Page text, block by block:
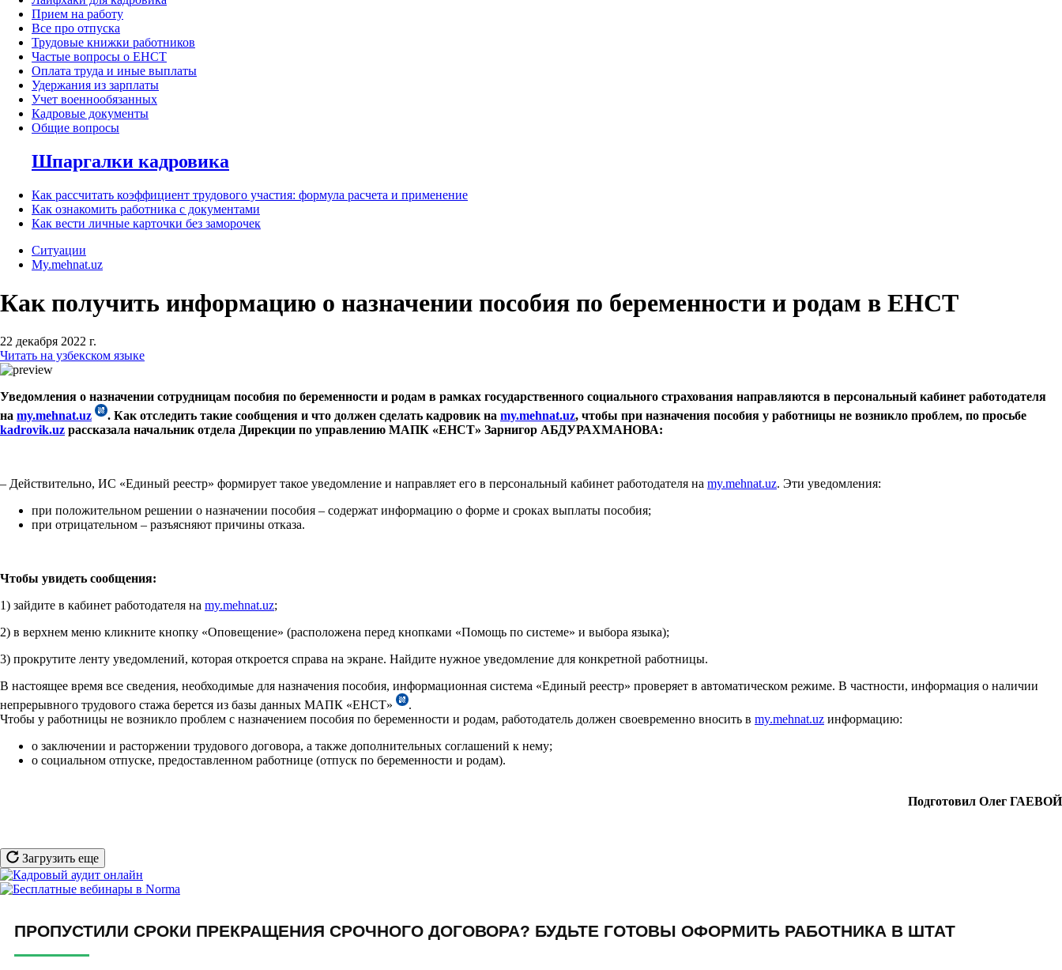
Прием на работу
Все про отпуска
Трудовые книжки работников
Частые вопросы о ЕНСТ
Оплата труда и иные выплаты
Удержания из зарплаты
Учет военнообязанных
Кадровые документы
Общие вопросы
Шпаргалки кадровика
Как рассчитать коэффициент трудового участия: формула расчета и применение
Как ознакомить работника с документами
Как вести личные карточки без заморочек
Ситуации
My.mehnat.uz
Как получить информацию о назначении пособия по беременности и родам в ЕНСТ
22 декабря 2022 г.
Читать на узбекском языке
Уведомления о назначении сотрудницам пособия по беременности и родам в рамках государственного социального страхования направляются в персональный кабинет работодателя
на my.mehnat.uz . Как отследить такие сообщения и что должен сделать кадровик на my.mehnat.uz, чтобы при назначения пособия у работницы не возникло проблем, по просьбе
kadrovik.uz рассказала начальник отдела Дирекции по управлению МАПК «ЕНСТ» Зарнигор АБДУРАХМАНОВА:
– Действительно, ИС «Единый реестр» формирует такое уведомление и направляет его в персональный кабинет работодателя на my.mehnat.uz. Эти уведомления:
при положительном решении о назначении пособия – содержат информацию о форме и сроках выплаты пособия;
при отрицательном – разъясняют причины отказа.
Чтобы увидеть сообщения:
1) зайдите в кабинет работодателя на my.mehnat.uz;
2) в верхнем меню кликните кнопку «Оповещение» (расположена перед кнопками «Помощь по системе» и выбора языка);
3) прокрутите ленту уведомлений, которая откроется справа на экране. Найдите нужное уведомление для конкретной работницы.
В настоящее время все сведения, необходимые для назначения пособия, информационная система «Единый реестр» проверяет в автоматическом режиме. В частности, информация о наличии
непрерывного трудового стажа берется из базы данных МАПК «ЕНСТ»
.
Чтобы у работницы не возникло проблем с назначением пособия по беременности и родам, работодатель должен своевременно вносить в my.mehnat.uz информацию:
о заключении и расторжении трудового договора, а также дополнительных соглашений к нему;
о социальном отпуске, предоставленном работнице (отпуск по беременности и родам).
Подготовил Олег ГАЕВОЙ
Загрузить еще
ПРОПУСТИЛИ СРОКИ ПРЕКРАЩЕНИЯ СРОЧНОГО ДОГОВОРА? БУДЬТЕ ГОТОВЫ ОФОРМИТЬ РАБОТНИКА В ШТАТ